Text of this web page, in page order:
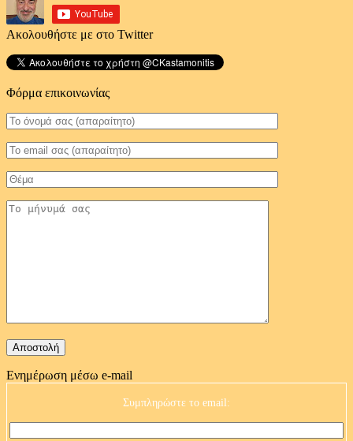
Ακολουθήστε με στο Twitter
Φόρμα επικοινωνίας
Ενημέρωση μέσω e-mail
Συμπληρώστε το email: